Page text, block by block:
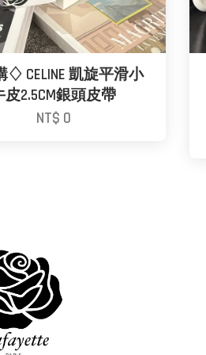
CELINE 凱旋平滑小
皮2.5CM銀頭皮帶
NT$ 0